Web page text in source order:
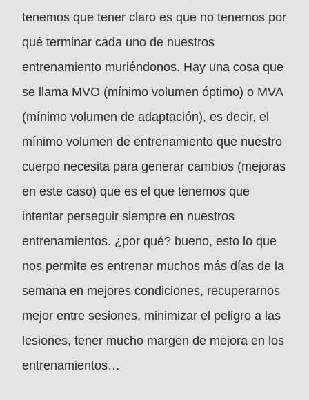
tenemos que tener claro es que no tenemos por
qué terminar cada uno de nuestros
entrenamiento muriéndonos. Hay una cosa que
se llama MVO (mínimo volumen óptimo) o MVA
(mínimo volumen de adaptación), es decir, el
mínimo volumen de entrenamiento que nuestro
cuerpo necesita para generar cambios (mejoras
en este caso) que es el que tenemos que
intentar perseguir siempre en nuestros
entrenamientos. ¿por qué? bueno, esto lo que
nos permite es entrenar muchos más días de la
semana en mejores condiciones, recuperarnos
mejor entre sesiones, minimizar el peligro a las
lesiones, tener mucho margen de mejora en los
entrenamientos…